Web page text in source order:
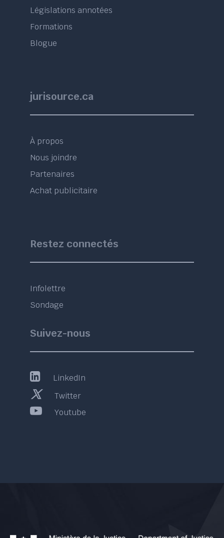
Législations annotées
Formations
Blogue
jurisource.ca
À propos
Nous joindre
Partenaires
Achat publicitaire
Restez connectés
Infolettre
Sondage
Suivez-nous
LinkedIn
Twitter
Youtube